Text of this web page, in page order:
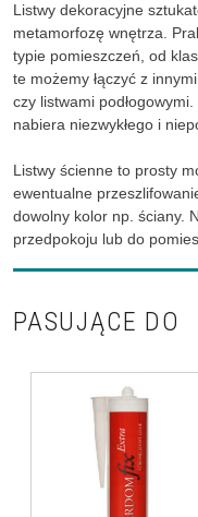
Listwy dekoracyjne
metamorfozę wnętrza.
typie pomieszczeń, od
te możemy łączyć z
czy listwami
nabiera niezwykłego i
Listwy ścienne to prosty
ewentualne
dowolny kolor np. ściany.
przedpokoju lub do
PASUJĄCE DO